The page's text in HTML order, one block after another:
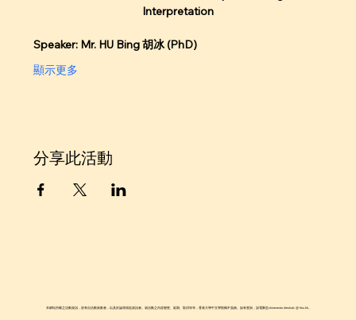
Interpretation
Speaker: Mr. HU Bing 胡冰 (PhD)
顯示更多
分享此活動
本網站所載之活動資訊，皆來自活動策劃者，以及於論壇張貼資訊者。就活動之內容變更、延期、取消等等，香港大學中文學院概不負責。如有查詢，請電郵至chinesestudieshub @ hku.hk。